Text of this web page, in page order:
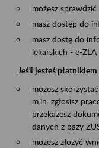
możesz
masz dostęp do
masz dostę do
lekarskich - e-ZLA
Jeśli jesteś
możesz
m.in. zgłosisz
przekażesz
danych z bazy
możesz złożyć